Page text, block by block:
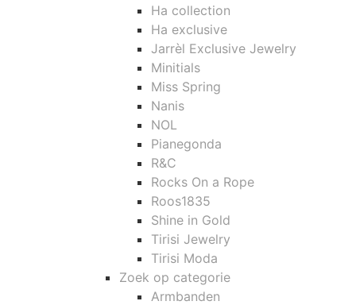
Ha collection
Ha exclusive
Jarrèl Exclusive Jewelry
Minitials
Miss Spring
Nanis
NOL
Pianegonda
R&C
Rocks On a Rope
Roos1835
Shine in Gold
Tirisi Jewelry
Tirisi Moda
Zoek op categorie
Armbanden